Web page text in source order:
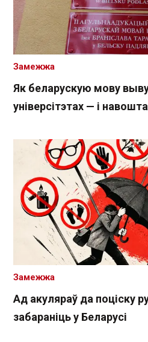
Як беларускую мову
універсітэтах — і
Замежжа
Ад акуляраў да поціску
забараніць у Беларусі
Замежжа